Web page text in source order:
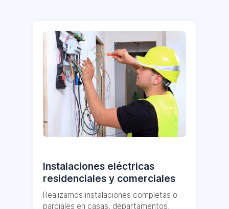
Instalaciones eléctricas
residenciales y comerciales
Realizamos instalaciones completas o
parciales en casas, departamentos,